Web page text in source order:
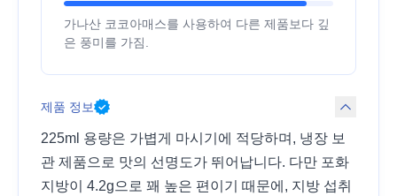
가나산 코코아매스를 사용하여 다른 제품보다 깊
은 풍미를 가짐.
제품 정보
225ml 용량은 가볍게 마시기에 적당하며, 냉장 보
관 제품으로 맛의 선명도가 뛰어납니다. 다만 포화
지방이 4.2g으로 꽤 높은 편이기 때문에, 지방 섭취